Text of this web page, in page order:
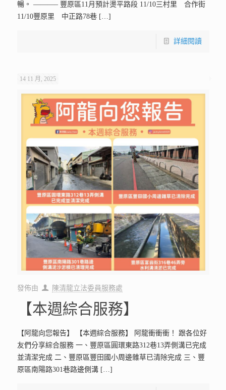
暢。 ———– 豐原區11月預計燙平路段 11/10三村里 合作街
11/10豐原里 中正路78巷 […]
詳細閱讀
14 11 月, 2025
發佈由 陳清龍立法委員服務處
【本週綜合服務】
【阿龍向您報告】 【本週綜合服務】 阿龍衝衝衝！ 跟各位好
友們分享綜合服務 一、豐原區圓環東路312巷13弄側溝已完成
並清潔完成 二、豐原區豐田國小周邊雜草已清除完成 三、豐
原區南陽路301巷路邊側溝[…]